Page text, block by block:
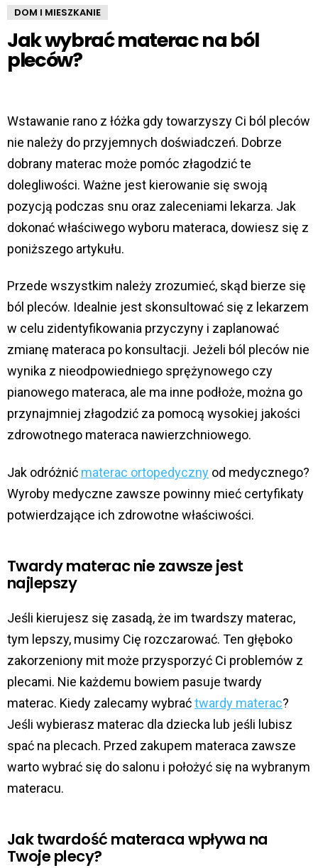
DOM I MIESZKANIE
Jak wybrać materac na ból
pleców?
Wstawanie rano z łóżka gdy towarzyszy Ci ból pleców
nie należy do przyjemnych doświadczeń. Dobrze
dobrany materac może pomóc złagodzić te
dolegliwości. Ważne jest kierowanie się swoją
pozycją podczas snu oraz zaleceniami lekarza. Jak
dokonać właściwego wyboru materaca, dowiesz się z
poniższego artykułu.
Przede wszystkim należy zrozumieć, skąd bierze się
ból pleców. Idealnie jest skonsultować się z lekarzem
w celu zidentyfikowania przyczyny i zaplanować
zmianę materaca po konsultacji. Jeżeli ból pleców nie
wynika z nieodpowiedniego sprężynowego czy
pianowego materaca, ale ma inne podłoże, można go
przynajmniej złagodzić za pomocą wysokiej jakości
zdrowotnego materaca nawierzchniowego.
Jak odróżnić materac ortopedyczny od medycznego?
Wyroby medyczne zawsze powinny mieć certyfikaty
potwierdzające ich zdrowotne właściwości.
Twardy materac nie zawsze jest
najlepszy
Jeśli kierujesz się zasadą, że im twardszy materac,
tym lepszy, musimy Cię rozczarować. Ten głęboko
zakorzeniony mit może przysporzyć Ci problemów z
plecami. Nie każdemu bowiem pasuje twardy
materac. Kiedy zalecamy wybraćtwardy materac?
Jeśli wybierasz materac dla dziecka lub jeśli lubisz
spać na plecach. Przed zakupem materaca zawsze
warto wybrać się do salonu i położyć się na wybranym
materacu.
Jak twardość materaca wpływa na
Twoje plecy?